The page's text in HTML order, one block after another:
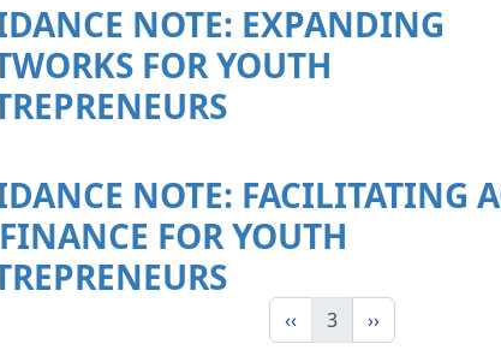
NOTE: EXPANDING
FOR YOUTH
NOTE: FACILITATING
FOR YOUTH
‹‹ 3 ››